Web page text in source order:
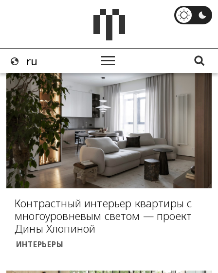
Контрастный интерьер квартиры с
многоуровневым светом — проект
Дины Хлопиной
ИНТЕРЬЕРЫ